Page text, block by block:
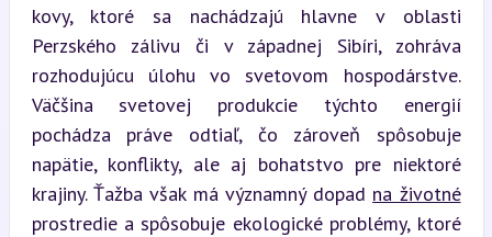
kovy, ktoré sa nachádzajú hlavne v oblasti
Perzského zálivu či v západnej Sibíri, zohráva
rozhodujúcu úlohu vo svetovom hospodárstve.
Väčšina svetovej produkcie týchto energií
pochádza práve odtiaľ, čo zároveň spôsobuje
napätie, konflikty, ale aj bohatstvo pre niektoré
krajiny. Ťažba však má významný dopad na životné
prostredie a spôsobuje ekologické problémy, ktoré